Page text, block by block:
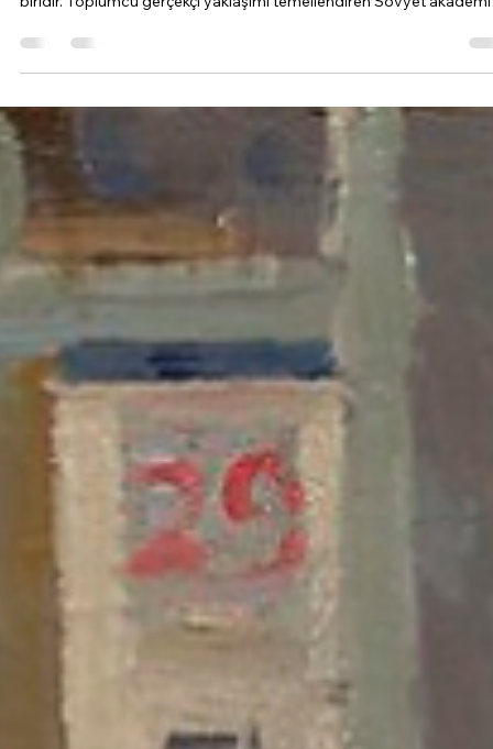
Sahne arkasında
1972. 145x197 cm. Yağlı boya. Büyükağa Mirzazade (1921-2007).
Büyükağa Mirzazade, Sovyet Azerbaycan’ının önemli
biridir. Toplumcu gerçekçi yaklaşımı temellendiren Sovyet